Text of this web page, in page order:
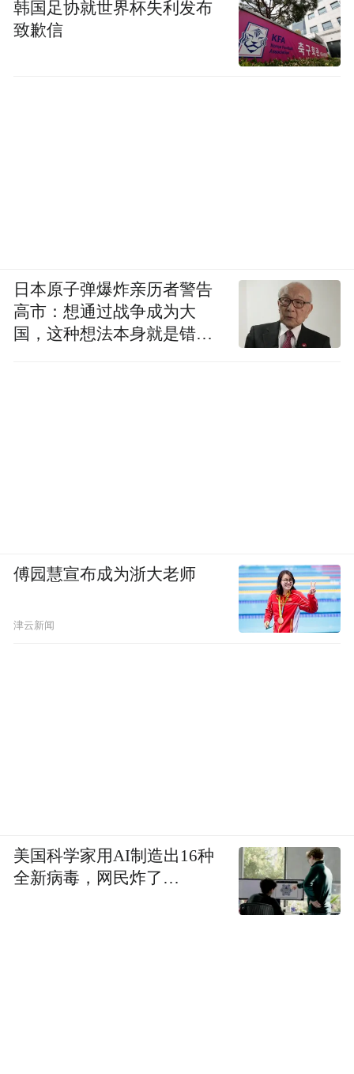
韩国足协就世界杯失利发布
致歉信
日本原子弹爆炸亲历者警告
高市：想通过战争成为大
国，这种想法本身就是错误
傅园慧宣布成为浙大老师
津云新闻
美国科学家用AI制造出16种
全新病毒，网民炸了…